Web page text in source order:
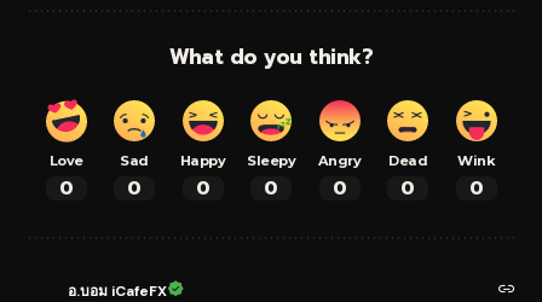
What do you think?
Love
0
Sad
0
Happy
0
Sleepy
0
Angry
0
Dead
0
Wink
0
อ.บอม iCafeFX